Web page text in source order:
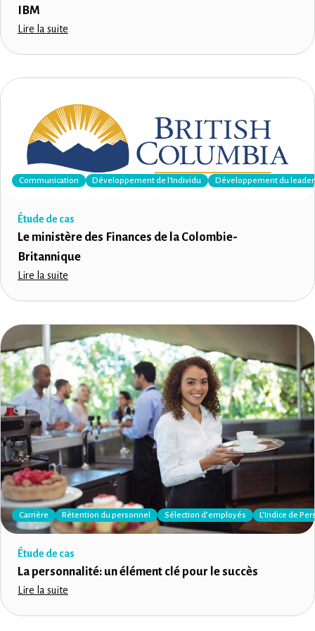
IBM
Lire la suite
Communication Développement de l'Individu Développement du
Étude de cas
Le ministère des Finances de la Colombie-
Britannique
Lire la suite
Carrière Rètention du personnel Sélection d’employés L’Indice de
Étude de cas
La personnalité: un élément clé pour le succès
Lire la suite